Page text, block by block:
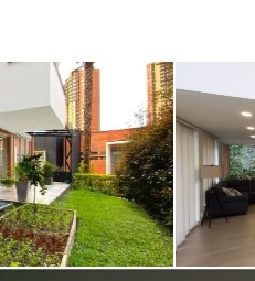
Transporte público
Sauna